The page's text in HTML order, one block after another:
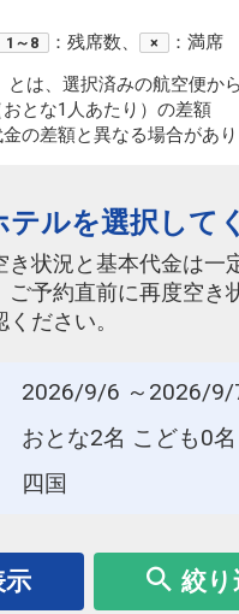
1～8 ：残席数、 ×
：満席
は、選択済みの航空便か
とな1人あたり）の差額
金の差額と異なる場合があり
テルを選択して
き状況と基本代金は一
ご予約直前に再度空き
ださい。
2026/9/6 ～2026/9/
おとな2名 こども0
四国
示 絞り